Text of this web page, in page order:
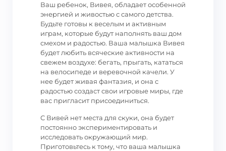
Ваш ребенок, Вивея, обладает особенной
энергией и живостью с самого детства.
Будьте готовы к веселым и активным
играм, которые будут наполнять ваш дом
смехом и радостью. Ваша малышка Вивея
будет любить всяческие активности на
свежем воздухе: бегать, прыгать, кататься
на велосипеде и веревочной качели. У
нее будет живая фантазия, и она с
радостью создаст свои игровые миры, где
вас пригласит присоединиться.
С Вивей нет места для скуки, она будет
постоянно экспериментировать и
исследовать окружающий мир.
Приготовьтесь к тому, что ваша малышка